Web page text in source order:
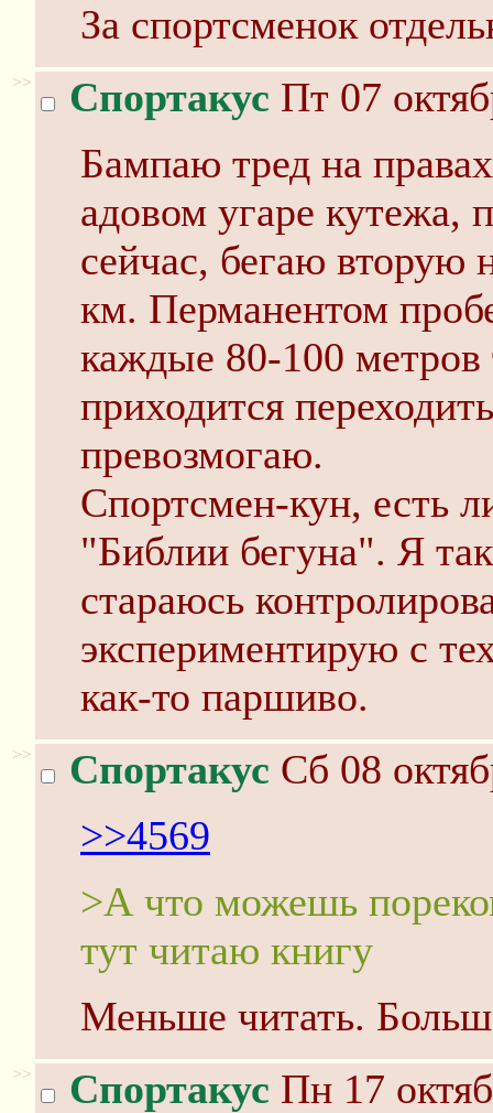
За спортсменок
>> Спортакус Пт 07
Бампаю тред на
адовом угаре кутежа,
сейчас, бегаю вторую
км. Перманентом
каждые 80-100
приходится
превозмогаю.
Спортсмен-кун, есть
"Библии бегуна". Я
стараюсь
экспериментирую с
как-то паршиво.
>> Спортакус Сб 08
>>4569
>А что можешь
тут читаю книгу
Меньше читать.
>> Спортакус Пн 17